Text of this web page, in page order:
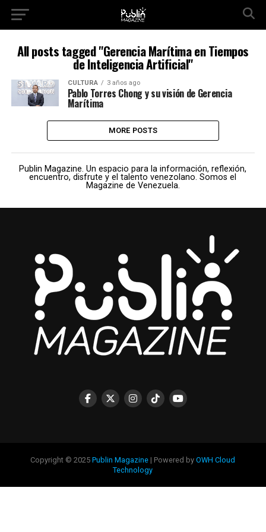
All posts tagged "Gerencia Marítima en Tiempos
de Inteligencia Artificial"
CULTURA 3 años ago
Pablo Torres Chong y su visión de Gerencia
Marítima
MORE POSTS
Publin Magazine. Un espacio para la información, reflexión,
encuentro, disfrute y el talento venezolano. Somos el
Magazine de Venezuela.
Copyright © 2025Publin Magazine | Powered byOWH Cloud
Technology